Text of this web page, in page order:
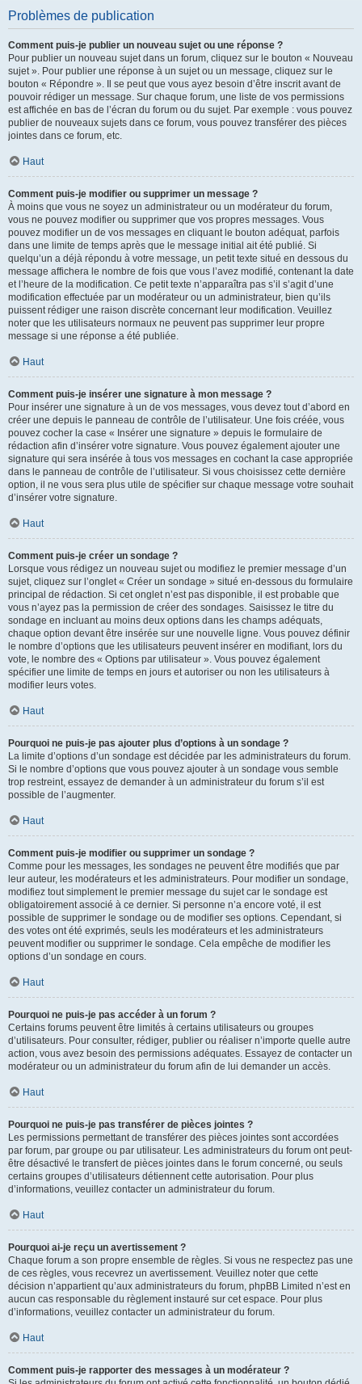
Problèmes de publication
Comment puis-je publier un nouveau sujet ou une réponse ?
Pour publier un nouveau sujet dans un forum, cliquez sur le bouton « Nouveau
sujet ». Pour publier une réponse à un sujet ou un message, cliquez sur le
bouton « Répondre ». Il se peut que vous ayez besoin d’être inscrit avant de
pouvoir rédiger un message. Sur chaque forum, une liste de vos permissions
est affichée en bas de l’écran du forum ou du sujet. Par exemple : vous pouvez
publier de nouveaux sujets dans ce forum, vous pouvez transférer des pièces
jointes dans ce forum, etc.
Haut
Comment puis-je modifier ou supprimer un message ?
À moins que vous ne soyez un administrateur ou un modérateur du forum,
vous ne pouvez modifier ou supprimer que vos propres messages. Vous
pouvez modifier un de vos messages en cliquant le bouton adéquat, parfois
dans une limite de temps après que le message initial ait été publié. Si
quelqu’un a déjà répondu à votre message, un petit texte situé en dessous du
message affichera le nombre de fois que vous l’avez modifié, contenant la date
et l’heure de la modification. Ce petit texte n’apparaîtra pas s’il s’agit d’une
modification effectuée par un modérateur ou un administrateur, bien qu’ils
puissent rédiger une raison discrète concernant leur modification. Veuillez
noter que les utilisateurs normaux ne peuvent pas supprimer leur propre
message si une réponse a été publiée.
Haut
Comment puis-je insérer une signature à mon message ?
Pour insérer une signature à un de vos messages, vous devez tout d’abord en
créer une depuis le panneau de contrôle de l’utilisateur. Une fois créée, vous
pouvez cocher la case « Insérer une signature » depuis le formulaire de
rédaction afin d’insérer votre signature. Vous pouvez également ajouter une
signature qui sera insérée à tous vos messages en cochant la case appropriée
dans le panneau de contrôle de l’utilisateur. Si vous choisissez cette dernière
option, il ne vous sera plus utile de spécifier sur chaque message votre souhait
d’insérer votre signature.
Haut
Comment puis-je créer un sondage ?
Lorsque vous rédigez un nouveau sujet ou modifiez le premier message d’un
sujet, cliquez sur l’onglet « Créer un sondage » situé en-dessous du formulaire
principal de rédaction. Si cet onglet n’est pas disponible, il est probable que
vous n’ayez pas la permission de créer des sondages. Saisissez le titre du
sondage en incluant au moins deux options dans les champs adéquats,
chaque option devant être insérée sur une nouvelle ligne. Vous pouvez définir
le nombre d’options que les utilisateurs peuvent insérer en modifiant, lors du
vote, le nombre des « Options par utilisateur ». Vous pouvez également
spécifier une limite de temps en jours et autoriser ou non les utilisateurs à
modifier leurs votes.
Haut
Pourquoi ne puis-je pas ajouter plus d’options à un sondage ?
La limite d’options d’un sondage est décidée par les administrateurs du forum.
Si le nombre d’options que vous pouvez ajouter à un sondage vous semble
trop restreint, essayez de demander à un administrateur du forum s’il est
possible de l’augmenter.
Haut
Comment puis-je modifier ou supprimer un sondage ?
Comme pour les messages, les sondages ne peuvent être modifiés que par
leur auteur, les modérateurs et les administrateurs. Pour modifier un sondage,
modifiez tout simplement le premier message du sujet car le sondage est
obligatoirement associé à ce dernier. Si personne n’a encore voté, il est
possible de supprimer le sondage ou de modifier ses options. Cependant, si
des votes ont été exprimés, seuls les modérateurs et les administrateurs
peuvent modifier ou supprimer le sondage. Cela empêche de modifier les
options d’un sondage en cours.
Haut
Pourquoi ne puis-je pas accéder à un forum ?
Certains forums peuvent être limités à certains utilisateurs ou groupes
d’utilisateurs. Pour consulter, rédiger, publier ou réaliser n’importe quelle autre
action, vous avez besoin des permissions adéquates. Essayez de contacter un
modérateur ou un administrateur du forum afin de lui demander un accès.
Haut
Pourquoi ne puis-je pas transférer de pièces jointes ?
Les permissions permettant de transférer des pièces jointes sont accordées
par forum, par groupe ou par utilisateur. Les administrateurs du forum ont peut-
être désactivé le transfert de pièces jointes dans le forum concerné, ou seuls
certains groupes d’utilisateurs détiennent cette autorisation. Pour plus
d’informations, veuillez contacter un administrateur du forum.
Haut
Pourquoi ai-je reçu un avertissement ?
Chaque forum a son propre ensemble de règles. Si vous ne respectez pas une
de ces règles, vous recevrez un avertissement. Veuillez noter que cette
décision n’appartient qu’aux administrateurs du forum, phpBB Limited n’est en
aucun cas responsable du règlement instauré sur cet espace. Pour plus
d’informations, veuillez contacter un administrateur du forum.
Haut
Comment puis-je rapporter des messages à un modérateur ?